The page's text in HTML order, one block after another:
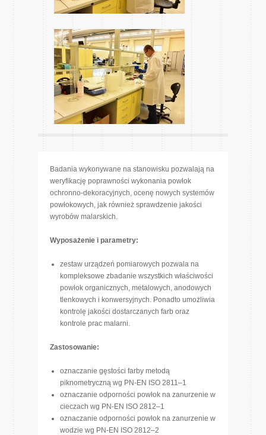
Badania wykonywane na stanowisku pozwalają na
weryfikację poprawności wykonania powłok
ochronno-dekoracyjnych, ocenę nowych systemów
powłokowych, jak również sprawdzenie jakości
wyrobów malarskich.
Wyposażenie i parametry:
zestaw urządzeń pomiarowych pozwala na
kompleksowe zbadanie wszystkich właściwości
powłok organicznych, metalowych, anodowych
tlenkowych i konwersyjnych. Ponadto umożliwia
kontrolę jakości dostarczanych farb oraz
kontrole prac malarni.
Zastosowanie:
oznaczanie gęstości farby metodą
piknometryczną wg PN-EN ISO 2811–1
oznaczanie odporności powłok na zanurzenie w
cieczach wg PN-EN ISO 2812–1
oznaczanie odporności powłok na zanurzenie w
wodzie wg PN-EN ISO 2812–2